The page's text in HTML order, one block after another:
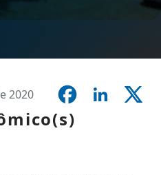
2020